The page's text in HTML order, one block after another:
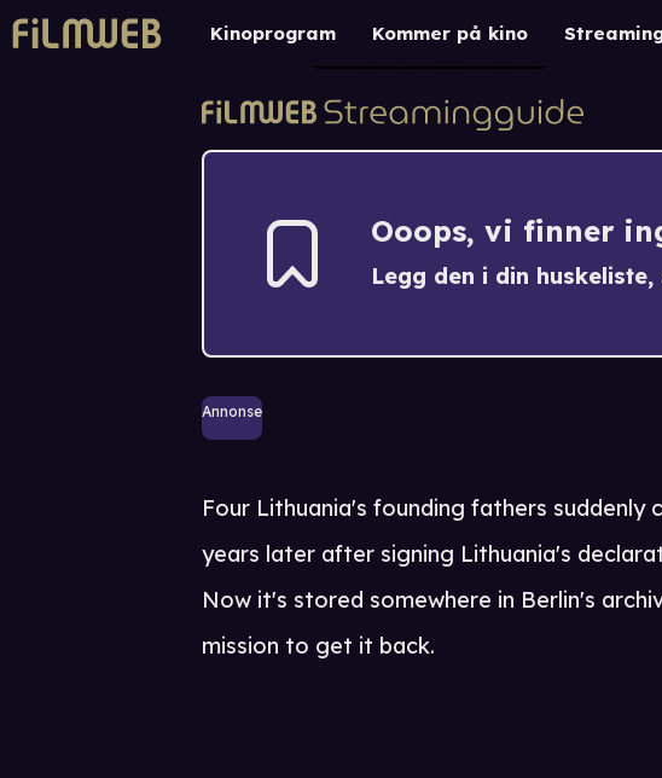
Kinoprogram Kommer på kino
Ooops, vi finner
Legg den i din
Annonse
Four Lithuania's founding fathers suddenly
years later after signing Lithuania's
Now it's stored somewhere in Berlin's
mission to get it back.